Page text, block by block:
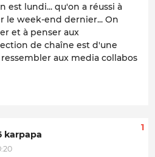
est lundi... qu'on a réussi à
le week-end dernier... On
et à penser aux
de chaîne est d'une
aux media collabos
karpapa
1